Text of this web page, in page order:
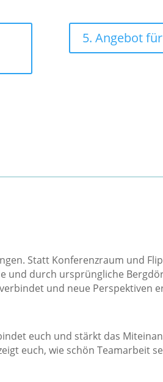
5. Angebot
Statt Konferenzraum und
und durch ursprüngliche
und neue Perspektiven
euch und stärkt das
euch, wie schön Teamarbeit